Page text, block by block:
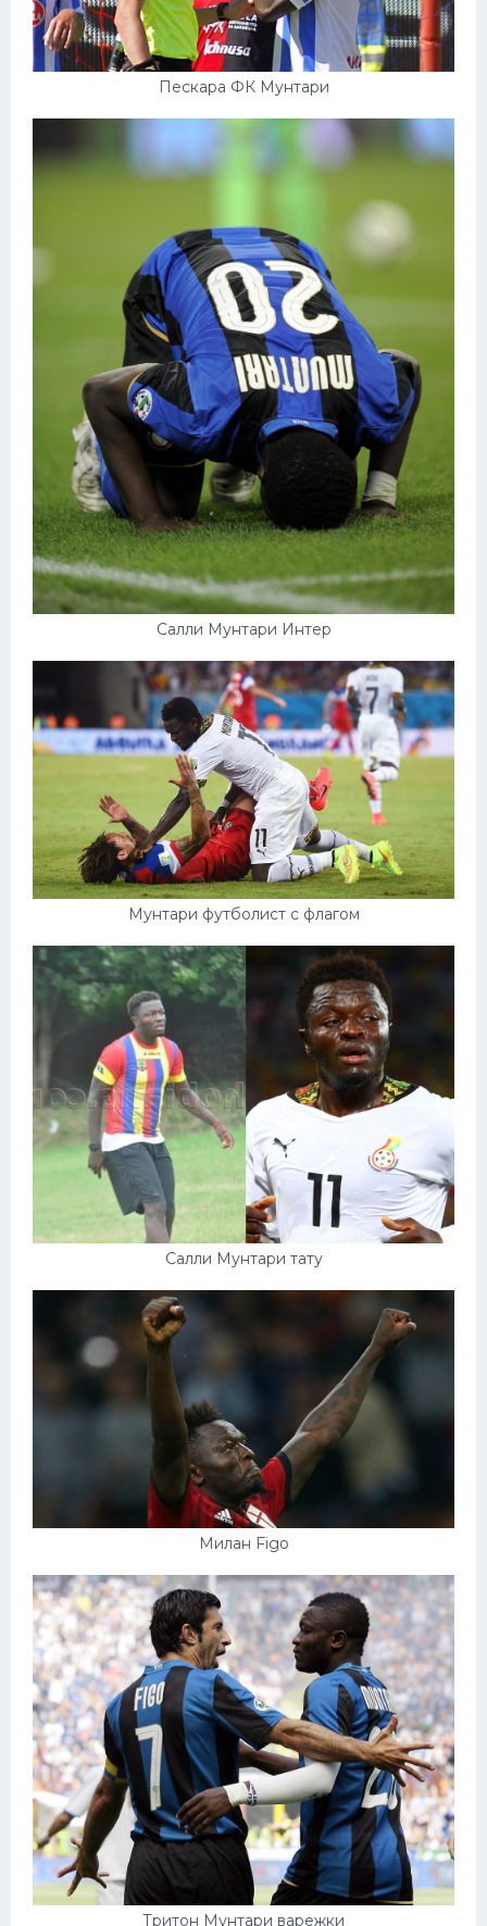
Пескара ФК Мунтари
Салли Мунтари Интер
Мунтари футболист с флагом
Салли Мунтари тату
Милан Figo
Тритон Мунтари варежки